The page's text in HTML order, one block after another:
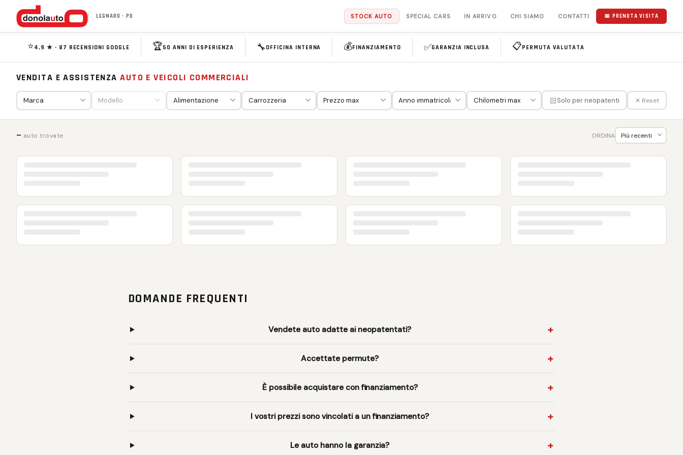
LEGNARO · PD STOCK AUTO SPECIAL CARS IN ARRIVO CHI SIAMO CONTATTI 📅 PRENOTA VISITA
⭐4,9 ★ · 87 RECENSIONI GOOGLE 🏆50 ANNI DI ESPERIENZA 🔧 OFFICINA INTERNA 💰FINANZIAMENTO ✅GARANZIA INCLUSA 📋PERMUTA VALUTATA
VENDITA E ASSISTENZAAUTO E VEICOLI COMMERCIALI
🏻Solo per neopatenti ✕ Reset
— auto trovate ORDINA
DOMANDE FREQUENTI
Vendete auto adatte ai neopatentati?
Accettate permute?
È possibile acquistare con finanziamento?
I vostri prezzi sono vincolati a un finanziamento?
Le auto hanno la garanzia?